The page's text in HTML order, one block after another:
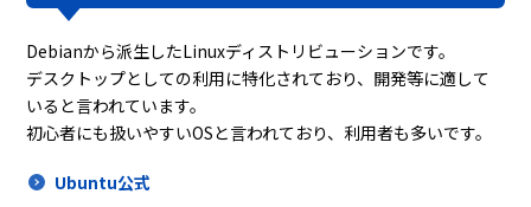
Debianから派生したLinuxディストリビューションです。
デスクトップとしての利用に特化されており、開発等に適して
いると言われています。
初心者にも扱いやすいOSと言われており、利用者も多いです。
Ubuntu公式